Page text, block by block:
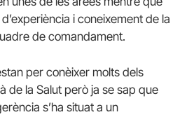
i coneixement de la
de comandament.
per conèixer molts dels
de la Salut però ja se sap que
s’ha situat a un